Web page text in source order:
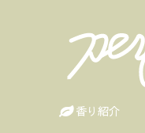
香り紹介